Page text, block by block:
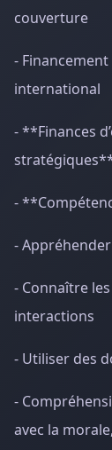
couverture
-
international
- **Finances
-
-
- Connaître
interactions
- Utiliser des
-
avec la